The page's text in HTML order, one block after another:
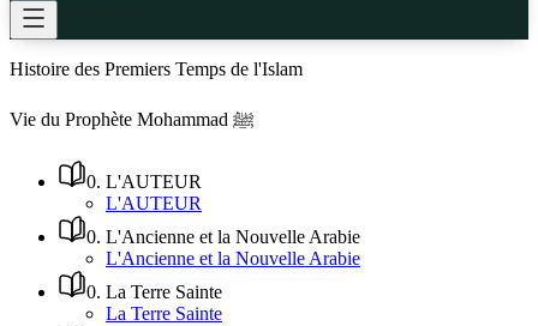
Histoire des Premiers Temps de l'Islam
Vie du Prophète Mohammad ﷺ
0. L'AUTEUR
L'AUTEUR
0. L'Ancienne et la Nouvelle Arabie
L'Ancienne et la Nouvelle Arabie
0. La Terre Sainte
La Terre Sainte